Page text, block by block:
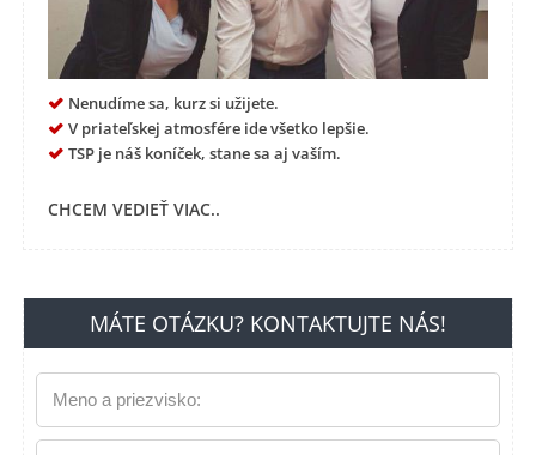
Nenudíme sa, kurz si užijete.
V priateľskej atmosfére ide všetko lepšie.
TSP je náš koníček, stane sa aj vaším.
CHCEM VEDIEŤ VIAC..
MÁTE OTÁZKU? KONTAKTUJTE NÁS!
Meno a priezvisko: